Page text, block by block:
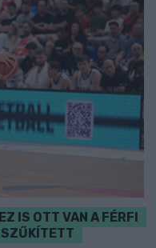
IS OTT VAN A FÉRFI